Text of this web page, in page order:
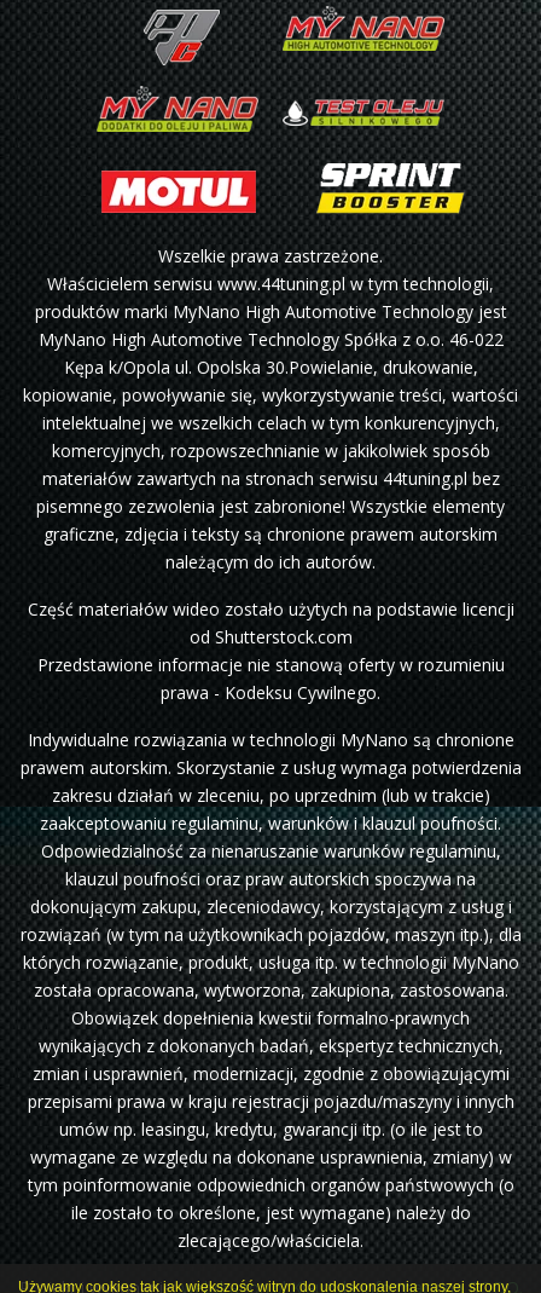
Wszelkie prawa zastrzeżone.
Właścicielem serwisu www.44tuning.pl w tym technologii,
produktów marki MyNano High Automotive Technology jest
MyNano High Automotive Technology Spółka z o.o. 46-022
Kępa k/Opola ul. Opolska 30.Powielanie, drukowanie,
kopiowanie, powoływanie się, wykorzystywanie treści, wartości
intelektualnej we wszelkich celach w tym konkurencyjnych,
komercyjnych, rozpowszechnianie w jakikolwiek sposób
materiałów zawartych na stronach serwisu 44tuning.pl bez
pisemnego zezwolenia jest zabronione! Wszystkie elementy
graficzne, zdjęcia i teksty są chronione prawem autorskim
należącym do ich autorów.
Część materiałów wideo zostało użytych na podstawie licencji
od Shutterstock.com
Przedstawione informacje nie stanową oferty w rozumieniu
prawa - Kodeksu Cywilnego.
Indywidualne rozwiązania w technologii MyNano są chronione
prawem autorskim. Skorzystanie z usług wymaga potwierdzenia
zakresu działań w zleceniu, po uprzednim (lub w trakcie)
zaakceptowaniu regulaminu, warunków i klauzul poufności.
Odpowiedzialność za nienaruszanie warunków regulaminu,
klauzul poufności oraz praw autorskich spoczywa na
dokonującym zakupu, zleceniodawcy, korzystającym z usług i
rozwiązań (w tym na użytkownikach pojazdów, maszyn itp.), dla
których rozwiązanie, produkt, usługa itp. w technologii MyNano
została opracowana, wytworzona, zakupiona, zastosowana.
Obowiązek dopełnienia kwestii formalno-prawnych
wynikających z dokonanych badań, ekspertyz technicznych,
zmian i usprawnień, modernizacji, zgodnie z obowiązującymi
przepisami prawa w kraju rejestracji pojazdu/maszyny i innych
umów np. leasingu, kredytu, gwarancji itp. (o ile jest to
wymagane ze względu na dokonane usprawnienia, zmiany) w
tym poinformowanie odpowiednich organów państwowych (o
ile zostało to określone, jest wymagane) należy do
zlecającego/właściciela.
Projekt i wykonanie:webdragon.pl Klauzula informacyjna RODO.
Używamy cookies tak jak większość witryn do udoskonalenia naszej strony,